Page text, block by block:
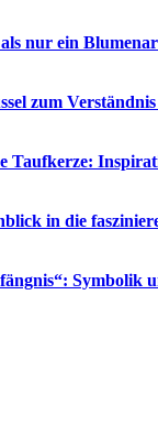
nur ein
zum
Taufkerze:
in die
Symbolik